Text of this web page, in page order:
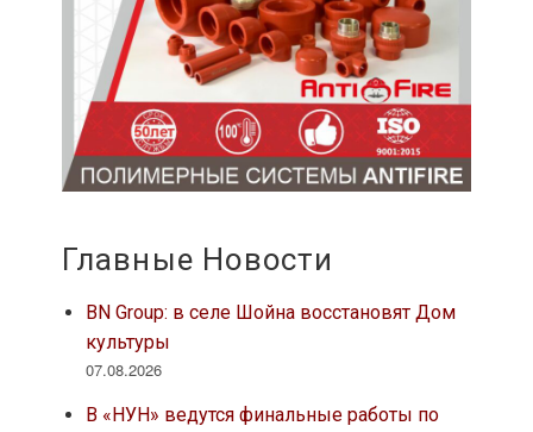
Главные Новости
BN Group: в селе Шойна восстановят Дом
культуры
07.08.2026
В «НУН» ведутся финальные работы по